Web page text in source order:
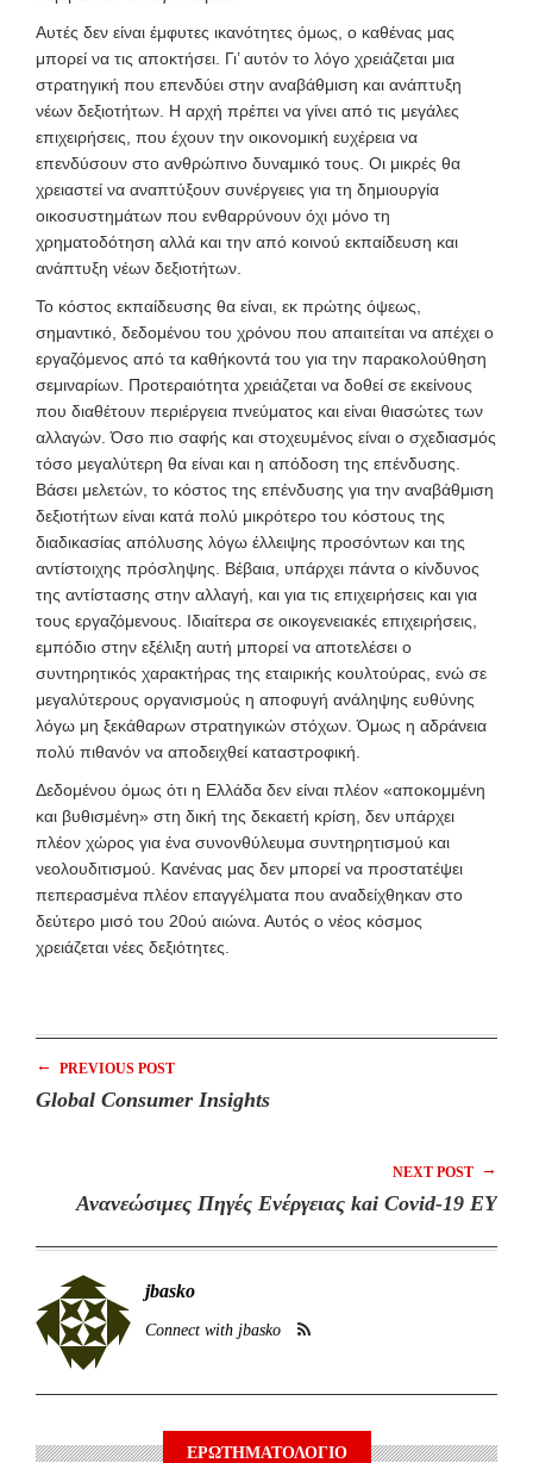
Αυτές δεν είναι έμφυτες ικανότητες όμως, ο καθένας μας
μπορεί να τις αποκτήσει. Γι’ αυτόν το λόγο χρειάζεται μια
στρατηγική που επενδύει στην αναβάθμιση και ανάπτυξη
νέων δεξιοτήτων. Η αρχή πρέπει να γίνει από τις μεγάλες
επιχειρήσεις, που έχουν την οικονομική ευχέρεια να
επενδύσουν στο ανθρώπινο δυναμικό τους. Οι μικρές θα
χρειαστεί να αναπτύξουν συνέργειες για τη δημιουργία
οικοσυστημάτων που ενθαρρύνουν όχι μόνο τη
χρηματοδότηση αλλά και την από κοινού εκπαίδευση και
ανάπτυξη νέων δεξιοτήτων.
Το κόστος εκπαίδευσης θα είναι, εκ πρώτης όψεως,
σημαντικό, δεδομένου του χρόνου που απαιτείται να απέχει ο
εργαζόμενος από τα καθήκοντά του για την παρακολούθηση
σεμιναρίων. Προτεραιότητα χρειάζεται να δοθεί σε εκείνους
που διαθέτουν περιέργεια πνεύματος και είναι θιασώτες των
αλλαγών. Όσο πιο σαφής και στοχευμένος είναι ο σχεδιασμός
τόσο μεγαλύτερη θα είναι και η απόδοση της επένδυσης.
Βάσει μελετών, το κόστος της επένδυσης για την αναβάθμιση
δεξιοτήτων είναι κατά πολύ μικρότερο του κόστους της
διαδικασίας απόλυσης λόγω έλλειψης προσόντων και της
αντίστοιχης πρόσληψης. Βέβαια, υπάρχει πάντα ο κίνδυνος
της αντίστασης στην αλλαγή, και για τις επιχειρήσεις και για
τους εργαζόμενους. Ιδιαίτερα σε οικογενειακές επιχειρήσεις,
εμπόδιο στην εξέλιξη αυτή μπορεί να αποτελέσει ο
συντηρητικός χαρακτήρας της εταιρικής κουλτούρας, ενώ σε
μεγαλύτερους οργανισμούς η αποφυγή ανάληψης ευθύνης
λόγω μη ξεκάθαρων στρατηγικών στόχων. Όμως η αδράνεια
πολύ πιθανόν να αποδειχθεί καταστροφική.
Δεδομένου όμως ότι η Ελλάδα δεν είναι πλέον «αποκομμένη
και βυθισμένη» στη δική της δεκαετή κρίση, δεν υπάρχει
πλέον χώρος για ένα συνονθύλευμα συντηρητισμού και
νεολουδιτισμού. Κανένας μας δεν μπορεί να προστατέψει
πεπερασμένα πλέον επαγγέλματα που αναδείχθηκαν στο
δεύτερο μισό του 20ού αιώνα. Αυτός ο νέος κόσμος
χρειάζεται νέες δεξιότητες.
← PREVIOUS POST
Global Consumer Insights
NEXT POST →
Ανανεώσιμες Πηγές Ενέργειας kai Covid-19 ΕΥ
jbasko
Connect with jbasko
ΕΡΩΤΗΜΑΤΟΛΟΓΙΟ